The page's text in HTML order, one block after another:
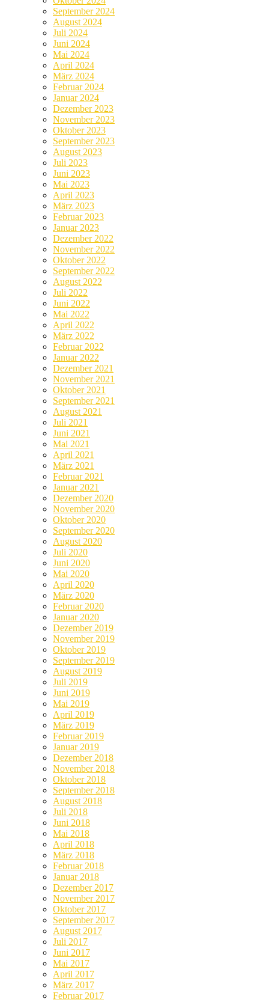
September 2024
August 2024
Juli 2024
Juni 2024
Mai 2024
April 2024
März 2024
Februar 2024
Januar 2024
Dezember 2023
November 2023
Oktober 2023
September 2023
August 2023
Juli 2023
Juni 2023
Mai 2023
April 2023
März 2023
Februar 2023
Januar 2023
Dezember 2022
November 2022
Oktober 2022
September 2022
August 2022
Juli 2022
Juni 2022
Mai 2022
April 2022
März 2022
Februar 2022
Januar 2022
Dezember 2021
November 2021
Oktober 2021
September 2021
August 2021
Juli 2021
Juni 2021
Mai 2021
April 2021
März 2021
Februar 2021
Januar 2021
Dezember 2020
November 2020
Oktober 2020
September 2020
August 2020
Juli 2020
Juni 2020
Mai 2020
April 2020
März 2020
Februar 2020
Januar 2020
Dezember 2019
November 2019
Oktober 2019
September 2019
August 2019
Juli 2019
Juni 2019
Mai 2019
April 2019
März 2019
Februar 2019
Januar 2019
Dezember 2018
November 2018
Oktober 2018
September 2018
August 2018
Juli 2018
Juni 2018
Mai 2018
April 2018
März 2018
Februar 2018
Januar 2018
Dezember 2017
November 2017
Oktober 2017
September 2017
August 2017
Juli 2017
Juni 2017
Mai 2017
April 2017
März 2017
Februar 2017